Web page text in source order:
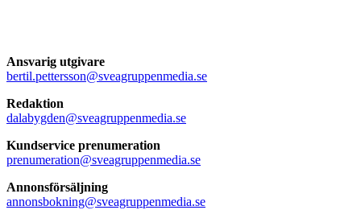
Ansvarig utgivare
bertil.pettersson@sveagruppenmedia.se
Redaktion
dalabygden@sveagruppenmedia.se
Kundservice prenumeration
prenumeration@sveagruppenmedia.se
Annonsförsäljning
annonsbokning@sveagruppenmedia.se